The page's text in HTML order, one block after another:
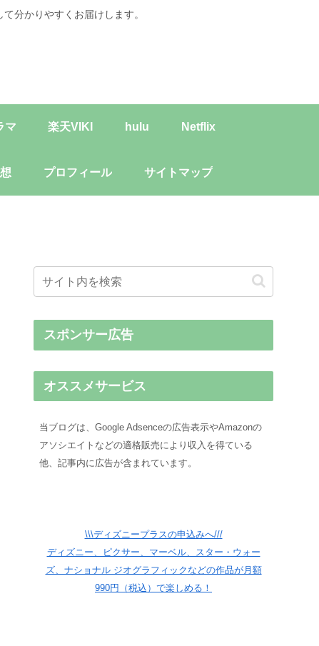
分かりやすくお届けします。
マ 楽天VIKI hulu Netflix
プロフィール サイトマップ
スポンサー広告
オススメサービス
当ブログは、Google Adsenceの広告表示やAmazonの
アソシエイトなどの適格販売により収入を得ている
他、記事内に広告が含まれています。
\\\ディズニープラスの申込みへ///
ディズニー、ピクサー、マーベル、スター・ウォー
ズ、ナショナル ジオグラフィックなどの作品が月額
990円（税込）で楽しめる！